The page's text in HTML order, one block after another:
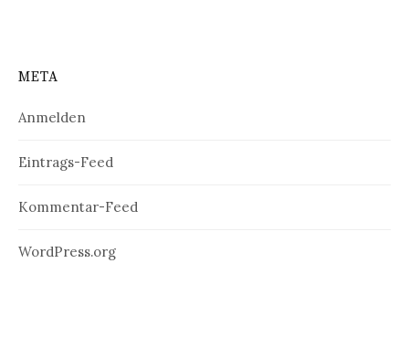
META
Anmelden
Eintrags-Feed
Kommentar-Feed
WordPress.org